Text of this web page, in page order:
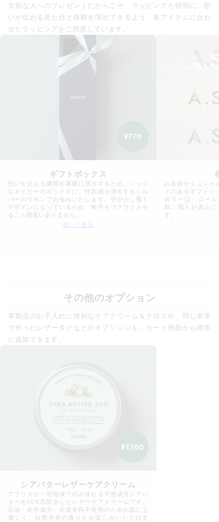
大切な人へのプレゼントだからこそ、ラッピングも特別に。想
いが伝わる見た目と体験を演出できるよう、各アイテムに合わ
せたラッピングをご用意しています。
¥770
ギフトボックス
想いを伝える瞬間を素敵に演出するため、シック
なネイビーのボックスに、特別感を演出するシル
バーのリボンでお包みいたします。中が少し覗く
デザインになっているため、相手をワクワクさせ
ること間違いありません。
詳しく見る
お名前やイニシャ
ィのあるギフトに
カラーは、ゴー
類。職人が真心
す。
その他のオプション
革製品のお手入れに便利なケアクリーム＆クロスや、同じ本革
で作ったレザータグなどのオプションを、カート画面から簡単
に追加できます。
¥1,100
シアバターレザーケアクリーム
アフリカの一部地域でのみ採れる天然成分シアバ
ターを50%高配合したレザーケアクリームです。
石油・化学成分、合成香料不使用のためお肌にも
優しく、自然本来の香りをお楽しみいただけま